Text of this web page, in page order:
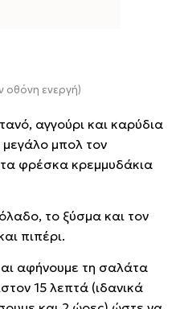
οθόνη ενεργή)
αγγούρι και καρύδια
μπολ τον
τα φρέσκα κρεμμυδάκια
το ξύσμα και τον
πιπέρι.
αφήνουμε τη σαλάτα
15 λεπτά (ιδανικά